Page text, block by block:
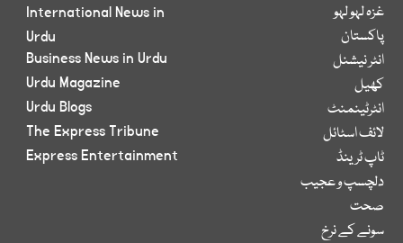
غزہ لہو لہو
پاکستان
انٹر نیشنل
کھیل
انٹرٹینمنٹ
لائف اسٹائل
ٹاپ ٹرینڈ
دلچسپ و عجیب
صحت
سونے کے نرخ
International News in
Urdu
Business News in Urdu
Urdu Magazine
Urdu Blogs
The Express Tribune
Express Entertainment